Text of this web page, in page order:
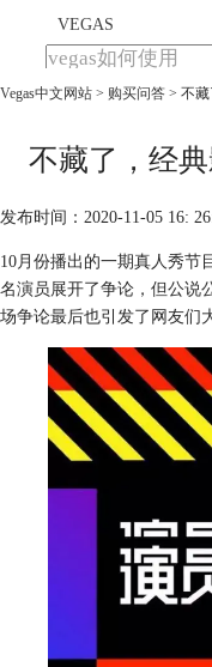
VEGAS
首页
下载
购买
Vegas中文网站 > 购买问答 > 不
不藏了，经
发布时间：2020-11-05 16:
10月份播出的一期真人秀节
名演员展开了争论，但公说
场争论最后也引发了网友们